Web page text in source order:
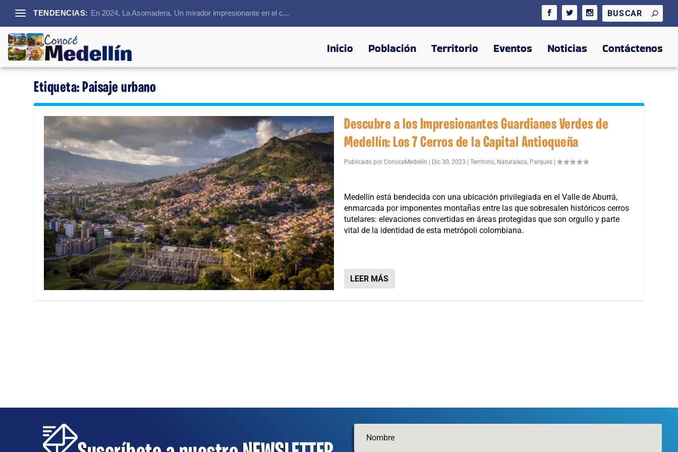
TENDENCIAS: En 2024, La Asomadera, Un mirador impresionante en el c...
Inicio Población Territorio Eventos Noticias Contáctenos
Etiqueta:Paisaje urbano
Descubre a los Impresionantes Guardianes Verdes de
Medellín: Los 7 Cerros de la Capital Antioqueña
Publicado por ConoceMedellin Dic 30, 2023 Territorio, Naturaleza, Parques
Medellín está bendecida con una ubicación privilegiada en el Valle de Aburrá,
enmarcada por imponentes montañas entre las que sobresalen históricos cerros
tutelares: elevaciones convertidas en áreas protegidas que son orgullo y parte
vital de la identidad de esta metrópoli colombiana.
LEER MÁS